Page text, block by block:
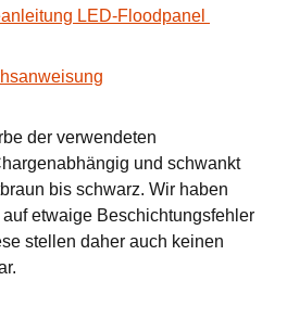
LED-Floodpanel
der verwendeten
und schwankt
bis schwarz. Wir haben
etwaige Beschichtungsfehler
stellen daher auch keinen